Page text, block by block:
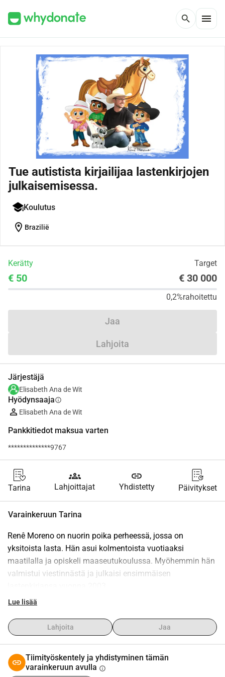
search menu
Tue autistista kirjailijaa lastenkirjojen
julkaisemisessa.
Koulutus
location_on Brazilië
Kerätty Target
€ 50 € 30 000
0,2%rahoitettu
Jaa
Lahjoita
Järjestäjä
Elisabeth Ana de Wit
Hyödynsaajainfo
Elisabeth Ana de Wit
Pankkitiedot maksua varten
**************9767
Tarina
groups
Lahjoittajat
link
Yhdistetty Päivitykset
Varainkeruun Tarina
Renê Moreno on nuorin poika perheessä, jossa on
yksitoista lasta. Hän asui kolmentoista vuotiaaksi
maatilalla ja opiskeli maaseutukoulussa. Myöhemmin hän
valmistui viestinnästä ja julkaisi ensimmäisen
Renê on koulussa ja oppimisprosessinsa aikana
diagnosoitiin autismi ja samanaikainen dysleksia.
Diagnoosi auttoi häntä ymmärtämään monia kritiikkiä ja
elämänsä ajan. Nykyään hän tuntee itsensä
motivoituneeksi jakamaan kokemuksiaan haluten
Lue lisää
Lahjoita Jaa
Tiimityöskentely ja yhdistyminen tämän
varainkeruun avulla info